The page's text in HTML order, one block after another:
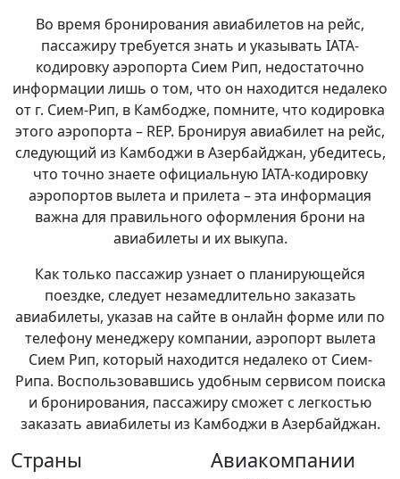
Во время бронирования авиабилетов на рейс,
пассажиру требуется знать и указывать IATA-
кодировку аэропорта Сием Рип, недостаточно
информации лишь о том, что он находится недалеко
от г. Сием-Рип, в Камбодже, помните, что кодировка
этого аэропорта – REP. Бронируя авиабилет на рейс,
следующий из Камбоджи в Азербайджан, убедитесь,
что точно знаете официальную IATA-кодировку
аэропортов вылета и прилета – эта информация
важна для правильного оформления брони на
авиабилеты и их выкупа.
Как только пассажир узнает о планирующейся
поездке, следует незамедлительно заказать
авиабилеты, указав на сайте в онлайн форме или по
телефону менеджеру компании, аэропорт вылета
Сием Рип, который находится недалеко от Сием-
Рипа. Воспользовавшись удобным сервисом поиска
и бронирования, пассажиру сможет с легкостью
заказать авиабилеты из Камбоджи в Азербайджан.
Страны Авиакомпании